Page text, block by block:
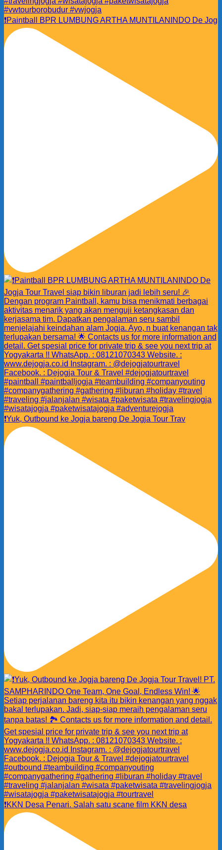
❗️Paintball BPR LUMBUNG ARTHA MUNTILANINDO De Jog
❗️Yuk, Outbound ke Jogja bareng De Jogja Tour Trav
❗️KKN Desa Penari. Salah satu scane film KKN desa